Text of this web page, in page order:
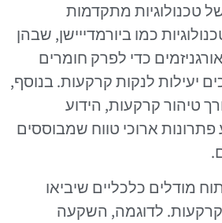
טכנולוגיות מתקדמות
כמו ביורמדייישן, שבהן
כדי לפרק חומרים
יעילות לנקות קרקעות. בנוסף,
טיהור קרקעות, הידוע
פתרונות ארוכי טווח שמבוססים
מודלים כלכליים שיביאו
לדוגמה, השקעה